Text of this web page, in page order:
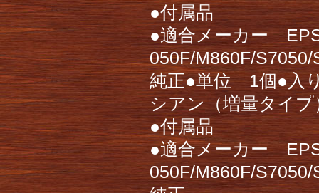
●付属品
●適合メーカー
050F/M860F/
純正●単位 1個●入
シアン（増量タイプ
●付属品
●適合メーカー
050F/M860F/